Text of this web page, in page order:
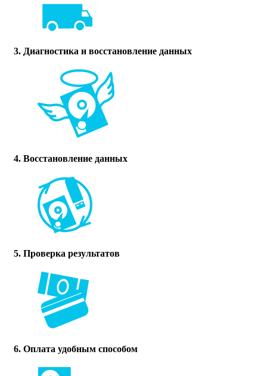
3. Диагностика и восстановление данных
4. Восстановление данных
5. Проверка результатов
6. Оплата удобным способом